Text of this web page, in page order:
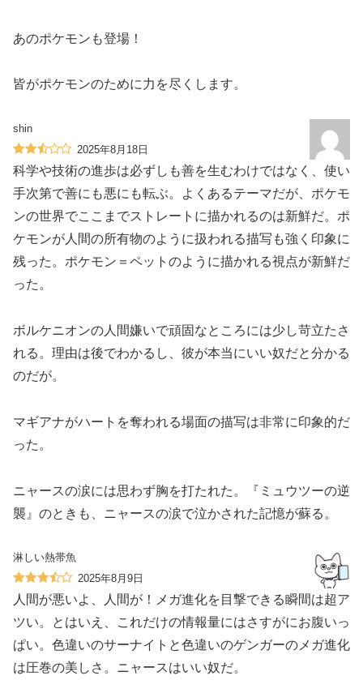
あのポケモンも登場！
皆がポケモンのために力を尽くします。
shin
2025年8月18日
科学や技術の進歩は必ずしも善を生むわけではなく、使い
手次第で善にも悪にも転ぶ。よくあるテーマだが、ポケモ
ンの世界でここまでストレートに描かれるのは新鮮だ。ポ
ケモンが人間の所有物のように扱われる描写も強く印象に
残った。ポケモン＝ペットのように描かれる視点が新鮮だ
った。
ボルケニオンの人間嫌いで頑固なところには少し苛立たさ
れる。理由は後でわかるし、彼が本当にいい奴だと分かる
のだが。
マギアナがハートを奪われる場面の描写は非常に印象的だ
った。
ニャースの涙には思わず胸を打たれた。『ミュウツーの逆
襲』のときも、ニャースの涙で泣かされた記憶が蘇る。
淋しい熱帯魚
2025年8月9日
人間が悪いよ、人間が！メガ進化を目撃できる瞬間は超ア
ツい。とはいえ、これだけの情報量にはさすがにお腹いっ
ぱい。色違いのサーナイトと色違いのゲンガーのメガ進化
は圧巻の美しさ。ニャースはいい奴だ。